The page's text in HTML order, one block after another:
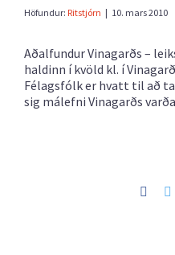
Höfundur: Ritstjórn | 10. mars 2010
Aðalfundur Vinagarðs –
haldinn í kvöld kl. í
Félagsfólk er hvatt til að
sig málefni Vinagarðs